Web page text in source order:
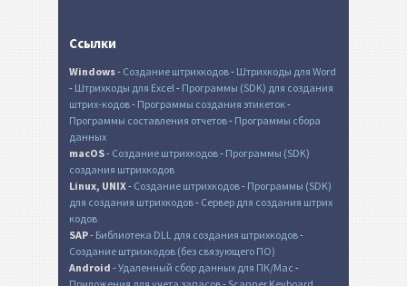
Ссылки
Windows- Создание штрихкодов- Штрихкоды для Word
- Штрихкоды для Excel- Программы (SDK) для создания
штрих-кодов- Программы создания этикеток-
Программы составления отчетов- Программы сбора
данных
macOS- Создание штрихкодов- Программы (SDK)
создания штрихкодов
Linux, UNIX- Создание штрихкодов- Программы (SDK)
для создания штрихкодов- Сервер для создания штрих
кодов
SAP- Библиотека DLL для создания штрихкодов-
Создание штрихкодов (без связующего ПО)
Android -Удаленный сбор данных для ПК/Mac -